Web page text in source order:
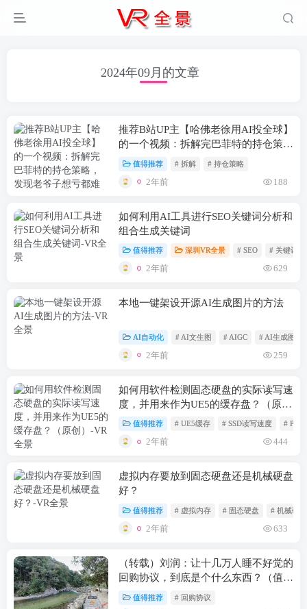
2024年09月的文章
推荐B站UP主【哈佛老徐用AI投全球】
的一个视频：拆解完巴菲特的持仓策
略，发现老爷子想亏都难啊！
值得推荐 # 拆解 # 持仓策略
2年前 188
如何利用AI工具进行SEO关键词分析和
组合生成关键词
值得推荐 深圳VR全景 # SEO # 关键词优
2年前 629
本地一键架设开源AI生成图片的方法
AI自动化 # AI文生图 # AIGC # AI生成图片
2年前 259
如何用软件检测固态硬盘的实际读写速
度，并用来作为UE5的缓存盘？（原
创）值得推荐 # UE5缓存 # SSD读写速度 #
2年前 444
虚拟内存要放到固态硬盘还是机械硬盘
好？
值得推荐 # 虚拟内存 # 固态硬盘 # 机械硬盘
2年前 633
（转载）刘润：让十几万人睡不好觉的
回购协议，到底是个什么东西？（值得
推荐）
值得推荐 # 回购协议